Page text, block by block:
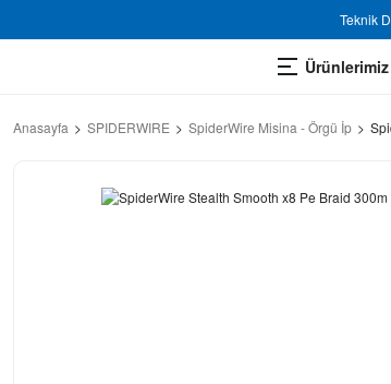
Teknik
Ürünlerimiz
Anasayfa SPIDERWIRE SpiderWire Misina - Örgü İp